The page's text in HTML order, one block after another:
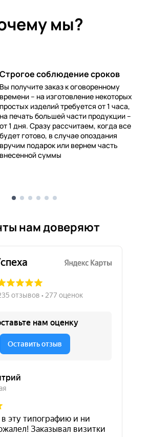
мы?
Строгое соблюдение сроков
Вы получите заказ к оговоренному
времени – на изготовление некоторых
простых изделий требуется от 1 часа,
на печать большей части продукции –
от 1 дня. Сразу рассчитаем, когда все
будет готово, в случае опоздания
вручим подарок или вернем часть
внесенной суммы
нам доверяют